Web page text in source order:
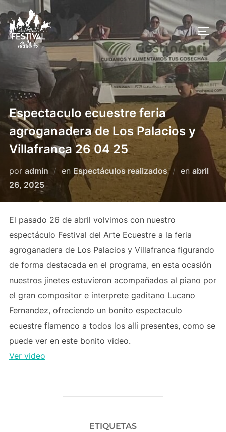
Saltar
al
contenido
Espectaculo ecuestre feria
agroganadera de Los Palacios y
Villafranca 26 04 25
por admin en Espectáculos realizados en abril
26, 2025
El pasado 26 de abril volvimos con nuestro
espectáculo Festival del Arte Ecuestre a la feria
agroganadera de Los Palacios y Villafranca figurando
de forma destacada en el programa, en esta ocasión
nuestros jinetes estuvieron acompañados al piano por
el gran compositor e interprete gaditano Lucano
Fernandez, ofreciendo un bonito espectaculo
ecuestre flamenco a todos los alli presentes, como se
puede ver en este bonito video.
Ver video
ETIQUETAS